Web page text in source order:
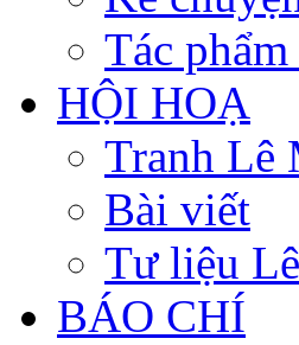
Tác
HỘI HOẠ
Tranh Lê
Bài viết
Tư liệu
BÁO CHÍ